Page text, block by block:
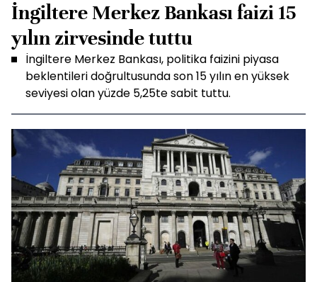
İngiltere Merkez Bankası faizi 15
yılın zirvesinde tuttu
İngiltere Merkez Bankası, politika faizini piyasa
beklentileri doğrultusunda son 15 yılın en yüksek
seviyesi olan yüzde 5,25te sabit tuttu.